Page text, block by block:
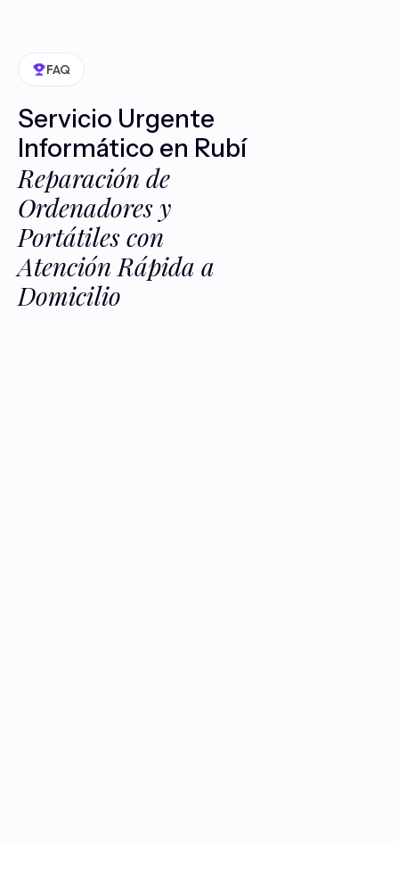
FAQ
Servicio Urgente
Informático en Rubí
Reparación de
Ordenadores y
Portátiles con
Atención Rápida a
Domicilio